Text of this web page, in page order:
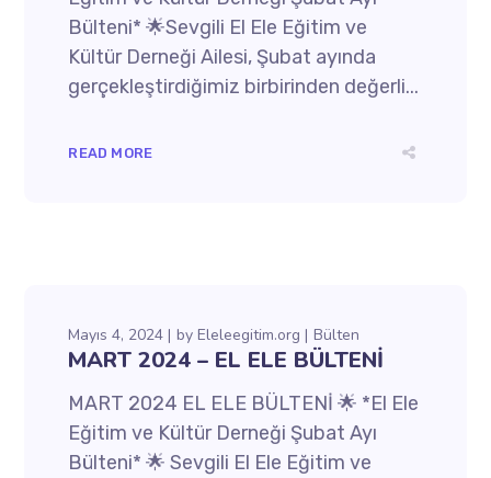
Bülteni* 🌟Sevgili El Ele Eğitim ve
Kültür Derneği Ailesi, Şubat ayında
gerçekleştirdiğimiz birbirinden değerli...
READ MORE
Mayıs 4, 2024 by Eleleegitim.org Bülten
MART 2024 – EL ELE BÜLTENİ
MART 2024 EL ELE BÜLTENİ 🌟 *El Ele
Eğitim ve Kültür Derneği Şubat Ayı
Bülteni* 🌟 Sevgili El Ele Eğitim ve